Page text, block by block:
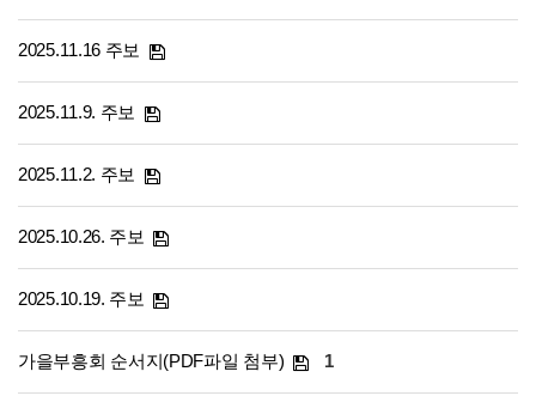
2025.11.16 주보
2025.11.9. 주보
2025.11.2. 주보
2025.10.26. 주보
2025.10.19. 주보
가을부흥회 순서지(PDF파일 첨부) 1